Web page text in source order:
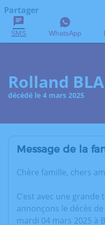
Partager
SMS WhatsApp
Rolland
décédé le 4 mars 2025
Message de la
Chère famille, chers
C’est avec une
annonçons le décès
mardi 04 mars 2025 à